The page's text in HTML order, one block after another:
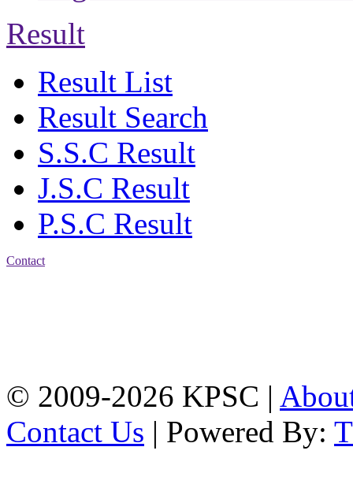
Result
Result List
Result Search
S.S.C Result
J.S.C Result
P.S.C Result
Contact
© 2009-2026 KPSC |
Contact Us | Powered By: